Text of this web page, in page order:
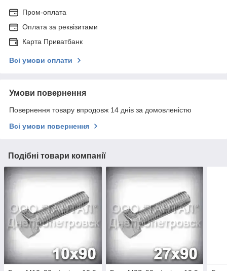
Пром-оплата
Оплата за реквізитами
Карта Приватбанк
Всі умови оплати
Умови повернення
Повернення товару впродовж 14 днів за домовленістю
Всі умови повернення
Подібні товари компанії